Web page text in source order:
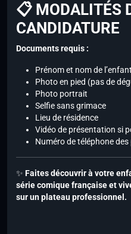
📋 MODALITÉS
CANDIDATURE
Documents requis :
Prénom et nom de
Photo en pied (pas de
Photo portrait
Selfie sans grimace
Lieu de résidence
Vidéo de présentation si
Numéro de téléphone
✨ Faites découvrir à votre
série comique française et
sur un plateau professionnel.